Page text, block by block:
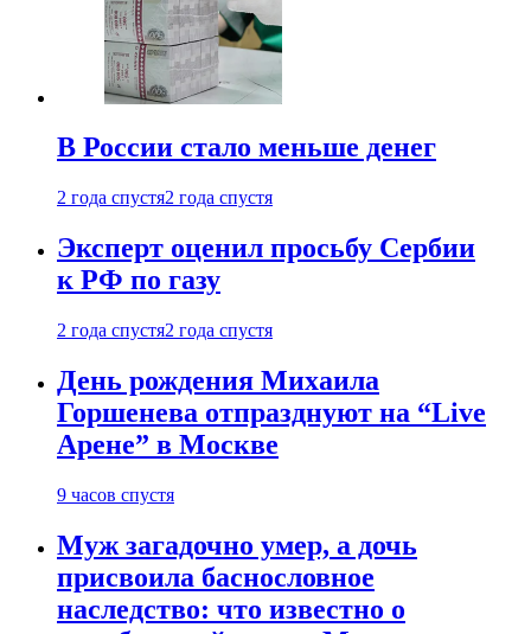
В России стало меньше денег
2 года спустя2 года спустя
Эксперт оценил просьбу Сербии
к РФ по газу
2 года спустя2 года спустя
День рождения Михаила
Горшенева отпразднуют на “Live
Арене” в Москве
9 часов спустя
Муж загадочно умер, а дочь
присвоила баснословное
наследство: что известно о